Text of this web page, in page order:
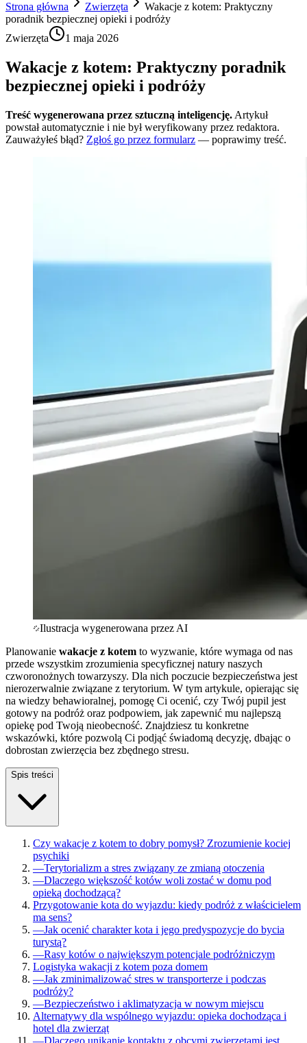
Strona główna
Zwierzęta
Wakacje z kotem: Praktyczny
poradnik bezpiecznej opieki i podróży
Zwierzęta
1 maja 2026
Wakacje z kotem: Praktyczny poradnik
bezpiecznej opieki i podróży
Treść wygenerowana przez sztuczną inteligencję. Artykuł
powstał automatycznie i nie był weryfikowany przez redaktora.
Zauważyłeś błąd? Zgłoś go przez formularz — poprawimy treść.
Ilustracja wygenerowana przez AI
Planowanie wakacje z kotem to wyzwanie, które wymaga od nas
przede wszystkim zrozumienia specyficznej natury naszych
czworonożnych towarzyszy. Dla nich poczucie bezpieczeństwa jest
nierozerwalnie związane z terytorium. W tym artykule, opierając się
na wiedzy behawioralnej, pomogę Ci ocenić, czy Twój pupil jest
gotowy na podróż oraz podpowiem, jak zapewnić mu najlepszą
opiekę pod Twoją nieobecność. Znajdziesz tu konkretne
wskazówki, które pozwolą Ci podjąć świadomą decyzję, dbając o
dobrostan zwierzęcia bez zbędnego stresu.
Spis treści
Czy wakacje z kotem to dobry pomysł? Zrozumienie kociej
psychiki
—Terytorializm a stres związany ze zmianą otoczenia
—Dlaczego większość kotów woli zostać w domu pod
opieką dochodzącą?
Przygotowanie kota do wyjazdu: kiedy podróż z właścicielem
ma sens?
—Jak ocenić charakter kota i jego predyspozycje do bycia
turystą?
—Rasy kotów o największym potencjale podróżniczym
Logistyka wakacji z kotem poza domem
—Jak zminimalizować stres w transporterze i podczas
podróży?
—Bezpieczeństwo i aklimatyzacja w nowym miejscu
Alternatywy dla wspólnego wyjazdu: opieka dochodząca i
hotel dla zwierząt
—Dlaczego unikanie kontaktu z obcymi zwierzętami jest